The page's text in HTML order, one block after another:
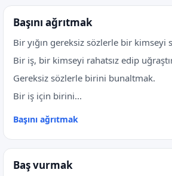
Başını ağrıtmak
Bir yığın gereksiz sözlerle bir kimseyi
Bir iş, bir kimseyi rahatsız edip
Gereksiz sözlerle birini bunaltmak.
Bir iş için birini...
Başını ağrıtmak
Baş vurmak